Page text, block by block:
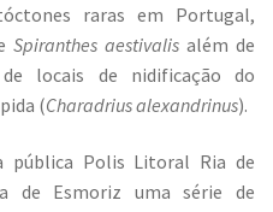
raras em Portugal,
Spiranthes aestivalis além de
locais de nidificação do
(Charadrius alexandrinus).
pública Polis Litoral Ria de
de Esmoriz uma série de